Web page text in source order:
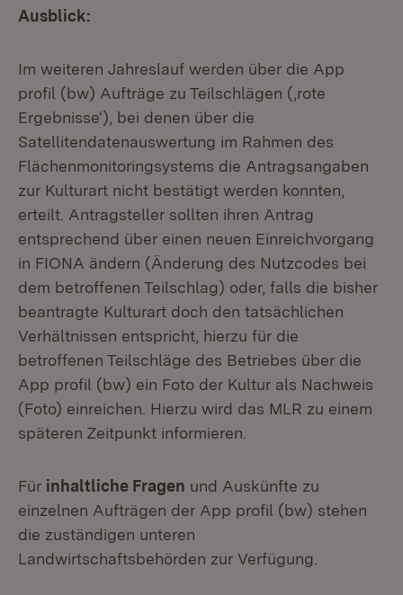
Ausblick:
Im weiteren Jahreslauf werden über die App
profil (bw) Aufträge zu Teilschlägen (,rote
Ergebnisse‘), bei denen über die
Satellitendatenauswertung im Rahmen des
Flächenmonitoringsystems die Antragsangaben
zur Kulturart nicht bestätigt werden konnten,
erteilt. Antragsteller sollten ihren Antrag
entsprechend über einen neuen Einreichvorgang
in FIONA ändern (Änderung des Nutzcodes bei
dem betroffenen Teilschlag) oder, falls die bisher
beantragte Kulturart doch den tatsächlichen
Verhältnissen entspricht, hierzu für die
betroffenen Teilschläge des Betriebes über die
App profil (bw) ein Foto der Kultur als Nachweis
(Foto) einreichen. Hierzu wird das MLR zu einem
späteren Zeitpunkt informieren.
Für inhaltliche Fragen und Auskünfte zu
einzelnen Aufträgen der App profil (bw) stehen
die zuständigen unteren
Landwirtschaftsbehörden zur Verfügung.